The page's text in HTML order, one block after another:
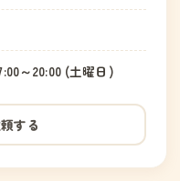
～20:00 (土曜日)
する